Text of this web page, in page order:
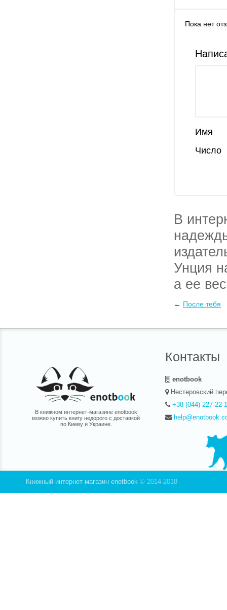
Пока нет
Имя
Число
В
Унция
а ее
Киеву
← После тебя
В книжном интернет-магазине enotbook
можно купить книгу недорого с доставкой
по Киеву и Украине.
Контакты
enotbook
Нестеровский
+38 (044) 227-22-
Книжный интернет-магазин enotbook © 2014-2018